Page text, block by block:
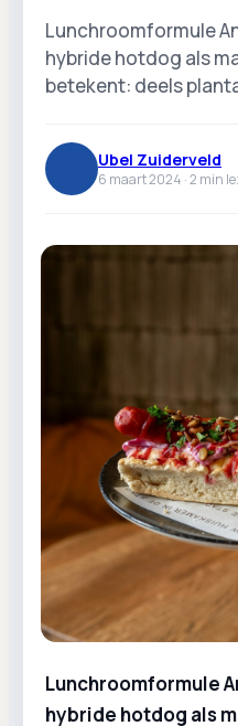
Lunchroomformule
hybride hotdog als
betekent: deels
Ubel Zuiderveld
6 maart 2024 ·2 min
Lunchroomformule
hybride hotdog als